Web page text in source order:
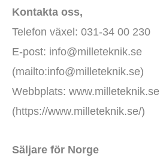
Kontakta oss,
Telefon växel: 031-34 00 230
E-post: info@milleteknik.se
(mailto:info@milleteknik.se)
Webbplats: www.milleteknik.se
(https://www.milleteknik.se/)
Säljare för Norge